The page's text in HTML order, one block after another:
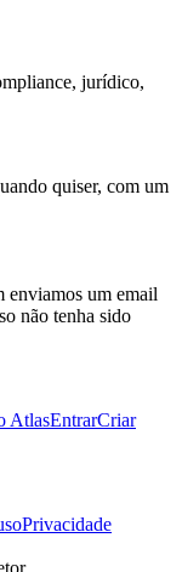
jurídico,
quiser, com um
enviamos um email
não tenha sido
AtlasEntrarCriar
Privacidade